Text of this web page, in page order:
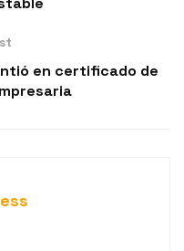
en certificado de